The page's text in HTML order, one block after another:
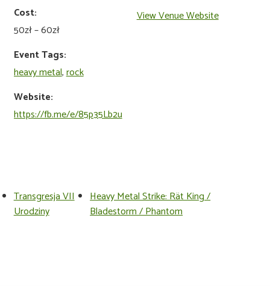
Cost:
50zł – 60zł
Event Tags:
heavy metal,rock
Website:
https://fb.me/e/85p35Lb2u
View Venue Website
Transgresja VII
Urodziny
Heavy Metal Strike: Rät King /
Bladestorm / Phantom